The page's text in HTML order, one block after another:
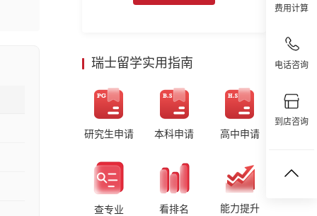
费用计算
电话咨询
到店咨询
瑞士留学实用指南
研究生申请 本科申请 高中申请
查专业 看排名 能力提升